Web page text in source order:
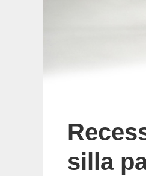
silla